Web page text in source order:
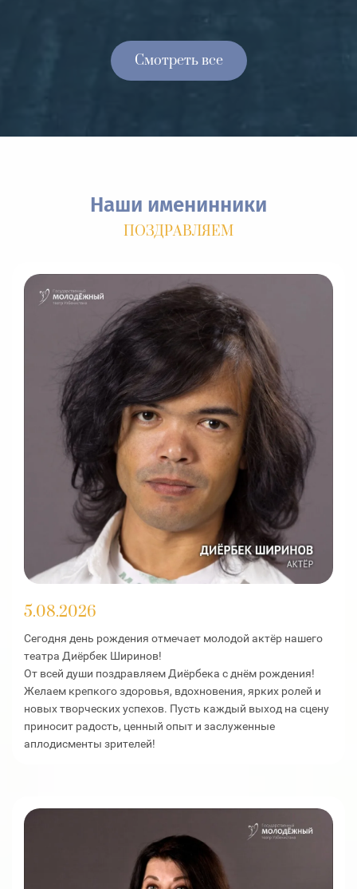
Смотреть все
Наши именинники
ПОЗДРАВЛЯЕМ
5.08.2026
Сегодня день рождения отмечает молодой актёр нашего
театра Диёрбек Ширинов!
От всей души поздравляем Диёрбека с днём рождения!
Желаем крепкого здоровья, вдохновения, ярких ролей и
новых творческих успехов. Пусть каждый выход на сцену
приносит радость, ценный опыт и заслуженные
аплодисменты зрителей!